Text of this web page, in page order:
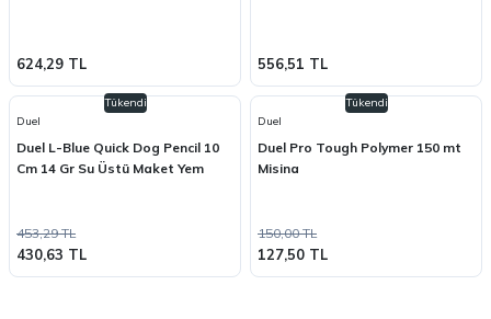
624,29 TL 556,51 TL
Tükendi
Duel
Duel L-Blue Quick Dog Pencil 10
Cm 14 Gr Su Üstü Maket Yem
453,29 TL
430,63 TL
Tükendi
Duel
Duel Pro Tough Polymer 150 mt
Misina
150,00 TL
127,50 TL